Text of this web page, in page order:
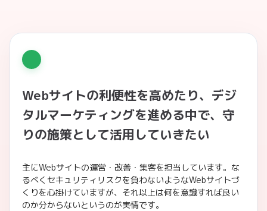
Webサイトの利便性を高めたり、デジ
タルマーケティングを進める中で、守
りの施策として活用していきたい
主にWebサイトの運営・改善・集客を担当しています。な
るべくセキュリティリスクを負わないようなWebサイトづ
くりを心掛けていますが、それ以上は何を意識すれば良い
のか分からないというのが実情です。